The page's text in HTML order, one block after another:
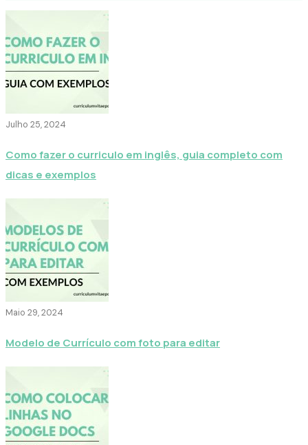
Julho 25, 2024
Como fazer o curriculo em inglês, guia completo com
dicas e exemplos
Maio 29, 2024
Modelo de Currículo com foto para editar